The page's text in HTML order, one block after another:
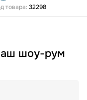
товара: 32298
шоу-рум